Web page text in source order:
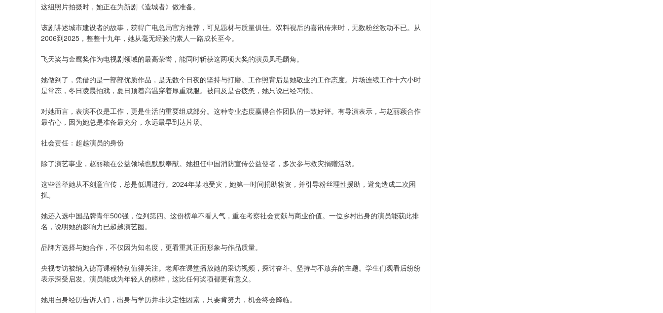
这组照片拍摄时，她正在为新剧《造城者》做准备。
该剧讲述城市建设者的故事，获得广电总局官方推荐，可见题材与质量俱佳。双料视后的喜讯传来时，无数粉丝激动不已。从
2006到2025，整整十九年，她从毫无经验的素人一路成长至今。
飞天奖与金鹰奖作为电视剧领域的最高荣誉，能同时斩获这两项大奖的演员凤毛麟角。
她做到了，凭借的是一部部优质作品，是无数个日夜的坚持与打磨。工作照背后是她敬业的工作态度。片场连续工作十六小时
是常态，冬日凌晨拍戏，夏日顶着高温穿着厚重戏服。被问及是否疲惫，她只说已经习惯。
对她而言，表演不仅是工作，更是生活的重要组成部分。这种专业态度赢得合作团队的一致好评。有导演表示，与赵丽颖合作
最省心，因为她总是准备最充分，永远最早到达片场。
社会责任：超越演员的身份
除了演艺事业，赵丽颖在公益领域也默默奉献。她担任中国消防宣传公益使者，多次参与救灾捐赠活动。
这些善举她从不刻意宣传，总是低调进行。2024年某地受灾，她第一时间捐助物资，并引导粉丝理性援助，避免造成二次困
扰。
她还入选中国品牌青年500强，位列第四。这份榜单不看人气，重在考察社会贡献与商业价值。一位乡村出身的演员能获此排
名，说明她的影响力已超越演艺圈。
品牌方选择与她合作，不仅因为知名度，更看重其正面形象与作品质量。
央视专访被纳入德育课程特别值得关注。老师在课堂播放她的采访视频，探讨奋斗、坚持与不放弃的主题。学生们观看后纷纷
表示深受启发。演员能成为年轻人的榜样，这比任何奖项都更有意义。
她用自身经历告诉人们，出身与学历并非决定性因素，只要肯努力，机会终会降临。